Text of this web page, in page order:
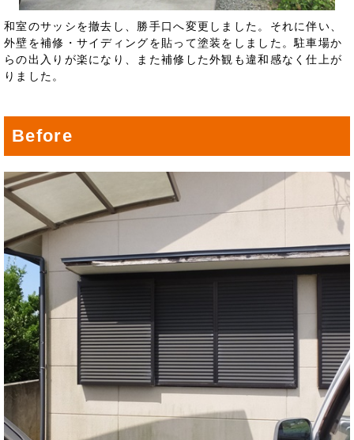
和室のサッシを撤去し、勝手口へ変更しました。それに伴い、
外壁を補修・サイディングを貼って塗装をしました。駐車場か
らの出入りが楽になり、また補修した外観も違和感なく仕上が
りました。
Before